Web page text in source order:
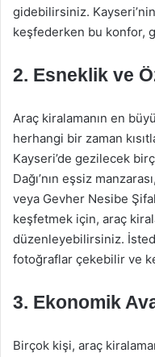
gidebilirsiniz.
keşfederken bu konfor,
2. Esneklik ve
Araç kiralamanın en
herhangi bir zaman
Kayseri’de gezilecek
Dağı’nın eşsiz
veya Gevher Nesibe
keşfetmek için, araç
düzenleyebilirsiniz.
fotoğraflar çekebilir ve
3. Ekonomik
Birçok kişi, araç